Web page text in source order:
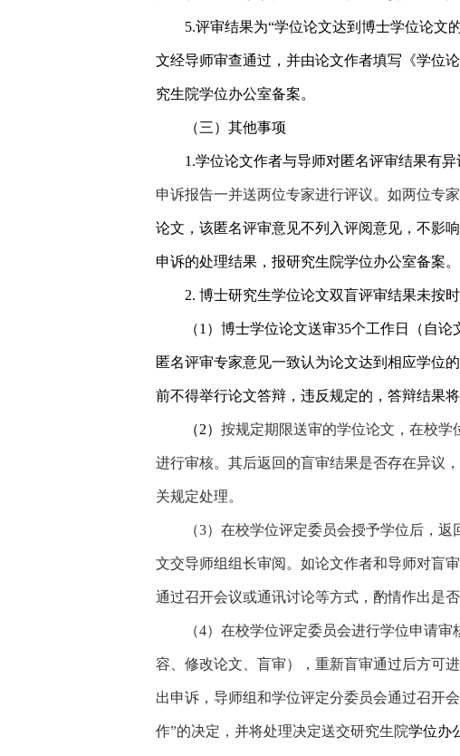
5.评审结果为“学位论文达到博士学位论文
文经导师审查通过，并由论文作者填写《学位
究生院学位办公室备案。
（三）其他事项
1.学位论文作者与导师对匿名评审结果有
申诉报告一并送两位专家进行评议。如两位专
论文，该匿名评审意见不列入评阅意见，不影
申诉的处理结果，报研究生院学位办公室备案。
2. 博士研究生学位论文双盲评审结果未按
（1 ）博士学位论文送审35个工作日（自论
匿名评审专家意见一致认为论文达到相应学位
前不得举行论文答辩，违反规定的，答辩结果将
（2） 按规定期限送审的学位论文，在校学
进行审核。其后返回的盲审结果是否存在异议
关规定处理。
（3）在校学位评定委员会授予学位后，
文交导师组组长审阅。如论文作者和导师对盲
通过召开会议或通讯讨论等方式，酌情作出是
（4）在校学位评定委员会进行学位申请
容、修改论文、盲审），重新盲审通过后方可
出申诉，导师组和学位评定分委员会通过召开
作”的决定，并将处理决定送交研究生院学位办